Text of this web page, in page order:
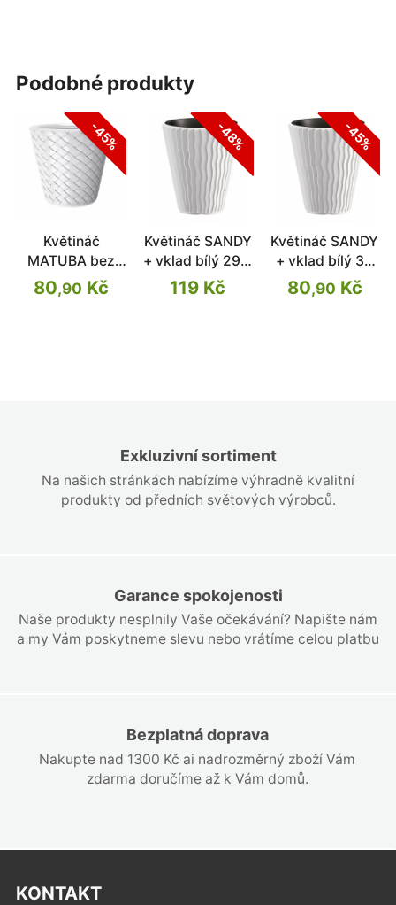
Exkluzivní sortiment
Na našich stránkách nabízíme výhradně kvalitní
produkty od předních světových výrobců.
Garance spokojenosti
Naše produkty nesplnily Vaše očekávání? Napište nám
a my Vám poskytneme slevu nebo vrátíme celou platbu
Bezplatná doprava
Nakupte nad 1300 Kč ai nadrozměrný zboží Vám
zdarma doručíme až k Vám domů.
podobné produkty
-45%
Květináč
MATUBA bez
vkladu bílý
38,8cm
80,90 Kč
-48%
Květináč SANDY
+ vklad bílý 29,7
cm
119 Kč
-45%
Květináč SANDY
+ vklad bílý 39
cm
80,90 Kč
KONTAKT